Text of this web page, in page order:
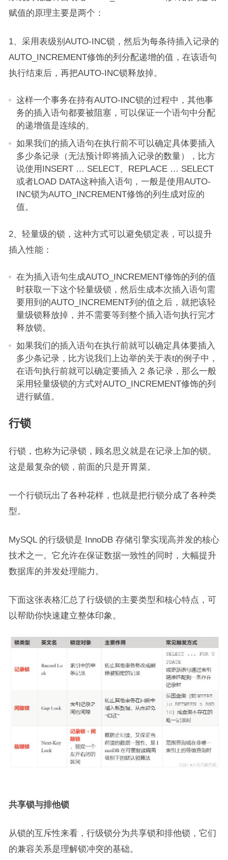
赋值的原理主要是两个：
1、采用表级别AUTO-INC锁，然后为每条待插入记录的
AUTO_INCREMENT修饰的列分配递增的值，在该语句
执行结束后，再把AUTO-INC锁释放掉。
这样一个事务在持有AUTO-INC锁的过程中，其他事
务的插入语句都要被阻塞，可以保证一个语句中分配
的递增值是连续的。
如果我们的插入语句在执行前不可以确定具体要插入
多少条记录（无法预计即将插入记录的数量），比方
说使用INSERT … SELECT、REPLACE … SELECT
或者LOAD DATA这种插入语句，一般是使用AUTO-
INC锁为AUTO_INCREMENT修饰的列生成对应的
值。
2、轻量级的锁，这种方式可以避免锁定表，可以提升
插入性能：
在为插入语句生成AUTO_INCREMENT修饰的列的值
时获取一下这个轻量级锁，然后生成本次插入语句需
要用到的AUTO_INCREMENT列的值之后，就把该轻
量级锁释放掉，并不需要等到整个插入语句执行完才
释放锁。
如果我们的插入语句在执行前就可以确定具体要插入
多少条记录，比方说我们上边举的关于表t的例子中，
在语句执行前就可以确定要插入 2 条记录，那么一般
采用轻量级锁的方式对AUTO_INCREMENT修饰的列
进行赋值。
行锁
行锁，也称为记录锁，顾名思义就是在记录上加的锁。
这是最复杂的锁，前面的只是开胃菜。
一个行锁玩出了各种花样，也就是把行锁分成了各种类
型。
MySQL 的行级锁是 InnoDB 存储引擎实现高并发的核心
技术之一。它允许在保证数据一致性的同时，大幅提升
数据库的并发处理能力。
下面这张表格汇总了行级锁的主要类型和核心特点，可
以帮助你快速建立整体印象。
共享锁与排他锁
从锁的互斥性来看，行级锁分为共享锁和排他锁，它们
的兼容关系是理解锁冲突的基础。